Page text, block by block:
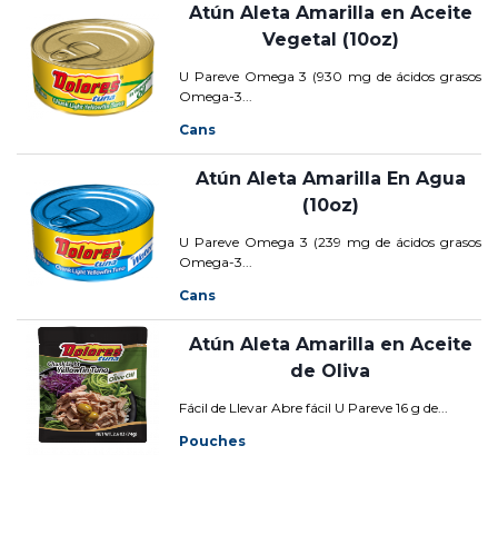
Atún Aleta Amarilla en Aceite
Vegetal (10oz)
U Pareve Omega 3 (930 mg de ácidos grasos
Omega-3...
Cans
Atún Aleta Amarilla En Agua
(10oz)
U Pareve Omega 3 (239 mg de ácidos grasos
Omega-3...
Cans
Atún Aleta Amarilla en Aceite
de Oliva
Fácil de Llevar Abre fácil U Pareve 16 g de...
Pouches